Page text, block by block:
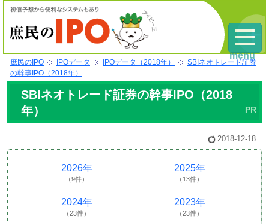
庶民のIPO IPOデータ IPOデータ（2018年）
SBIネオトレード証券
の幹事IPO（2018年）
SBIネオトレード証券の幹事IPO（2018
年）
2018-12-18
2026年
（9件）
2025年
（13件）
2024年
（23件）
2023年
（23件）
menu